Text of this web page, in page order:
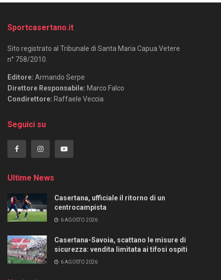
Sportcasertano.it
Sito registrato al Tribunale di Santa Maria Capua Vetere
n° 758/2010.
Editore: Armando Serpe
Direttore Responsabile: Marco Falco
Condirettore: Raffaele Veccia
Seguici su
Ultime News
Casertana, ufficiale il ritorno di un
centrocampista
6 AGOSTO 2026
Casertana-Savoia, scattano le misure di
sicurezza: vendita limitata ai tifosi ospiti
6 AGOSTO 2026